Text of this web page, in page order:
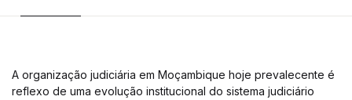
A organização judiciária em Moçambique hoje prevalecente é
reflexo de uma evolução institucional do sistema judiciário